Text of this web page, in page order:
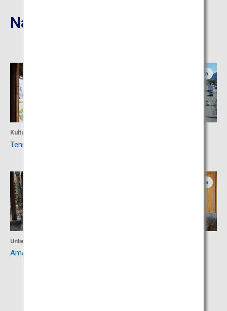
Nahgelegene Reiseziele
Kultur
Tenryo Hita Stadt Mameda
Fukuoka
Unterkunft
Amagase Onsen
Fukuoka